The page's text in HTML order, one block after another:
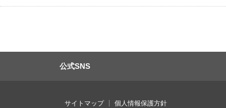
公式SNS
サイトマップ 個人情報保護方針